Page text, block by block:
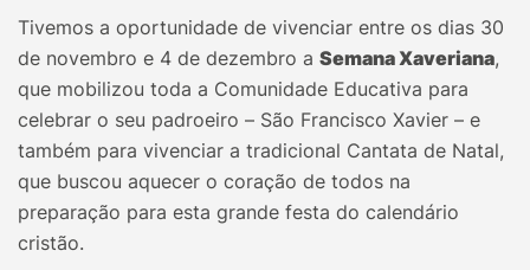
Tivemos a oportunidade de vivenciar entre os dias 30
de novembro e 4 de dezembro a Semana Xaveriana,
que mobilizou toda a Comunidade Educativa para
celebrar o seu padroeiro – São Francisco Xavier – e
também para vivenciar a tradicional Cantata de Natal,
que buscou aquecer o coração de todos na
preparação para esta grande festa do calendário
cristão.